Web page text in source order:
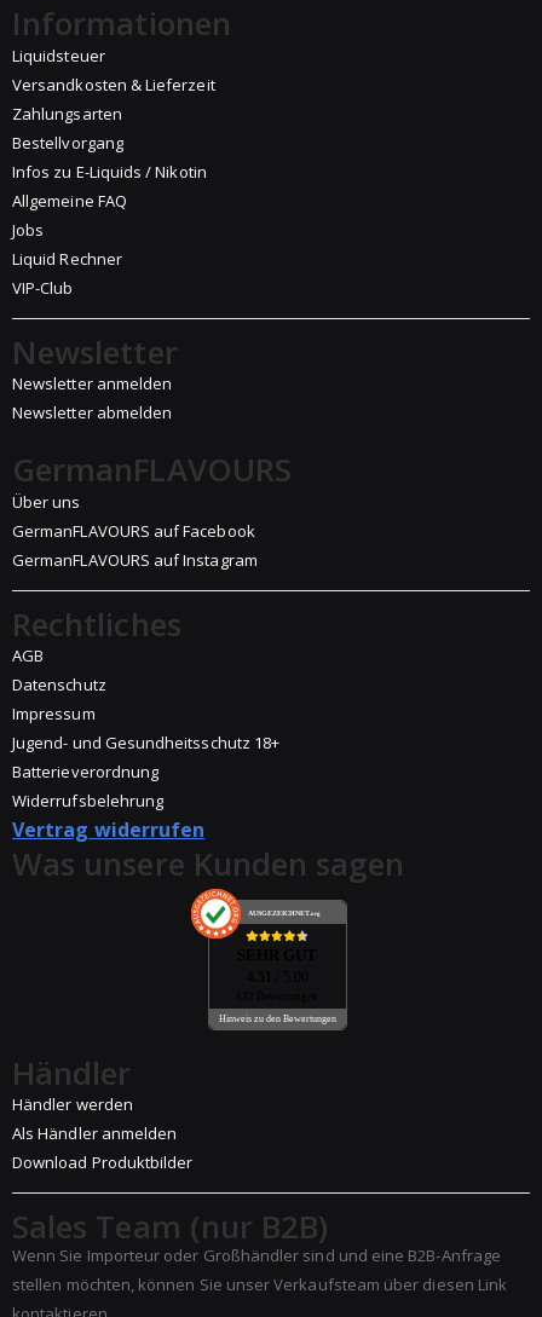
Informationen
Liquidsteuer
Versandkosten & Lieferzeit
Zahlungsarten
Bestellvorgang
Infos zu E-Liquids / Nikotin
Allgemeine FAQ
Jobs
Liquid Rechner
VIP-Club
Newsletter
Newsletter anmelden
Newsletter abmelden
GermanFLAVOURS
Über uns
GermanFLAVOURS auf Facebook
GermanFLAVOURS auf Instagram
Rechtliches
AGB
Datenschutz
Impressum
Jugend- und Gesundheitsschutz 18+
Batterieverordnung
Widerrufsbelehrung
Vertrag widerrufen
Was unsere Kunden sagen
AUSGEZEICHNET.org
Hinweis zu den Bewertungen
Händler
Händler werden
Als Händler anmelden
Download Produktbilder
Sales Team (nur B2B)
Wenn Sie Importeur oder Großhändler sind und eine B2B-Anfrage
stellen möchten, können Sie unser Verkaufsteam über diesen Link